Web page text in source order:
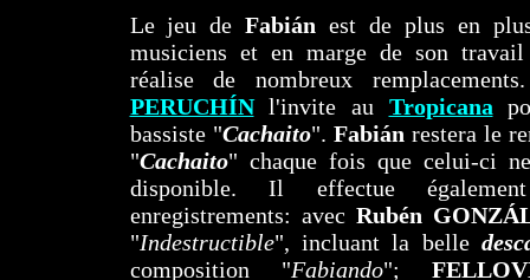
Le jeu deFabián est de plus en
musiciens et en marge de son
réalise de nombreux
PERUCHÍNl'invite au Tropicana
bassiste "Cachaito". Fabián restera le
"Cachaito" chaque fois que celui-ci
disponible. Il effectue
enregistrements: avec Rubén
"Indestructible", incluant la belle
composition "Fabiando";